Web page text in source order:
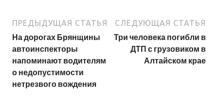
ПРЕДЫДУЩАЯ СТАТЬЯ
На дорогах Брянщины
автоинспекторы
напоминают водителям
о недопустимости
нетрезвого вождения
СЛЕДУЮЩАЯ СТАТЬЯ
Три человека погибли в
ДТП с грузовиком в
Алтайском крае